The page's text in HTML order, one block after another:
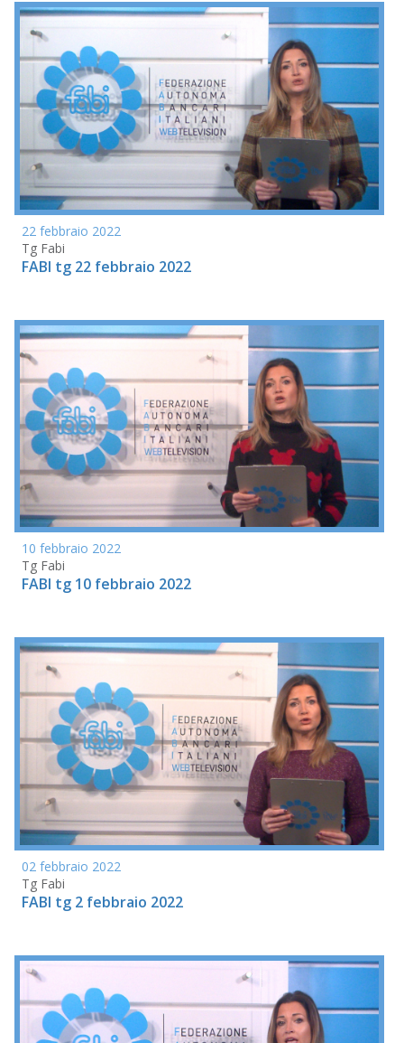
22 febbraio 2022
Tg Fabi
FABI tg 22 febbraio 2022
10 febbraio 2022
Tg Fabi
FABI tg 10 febbraio 2022
02 febbraio 2022
Tg Fabi
FABI tg 2 febbraio 2022